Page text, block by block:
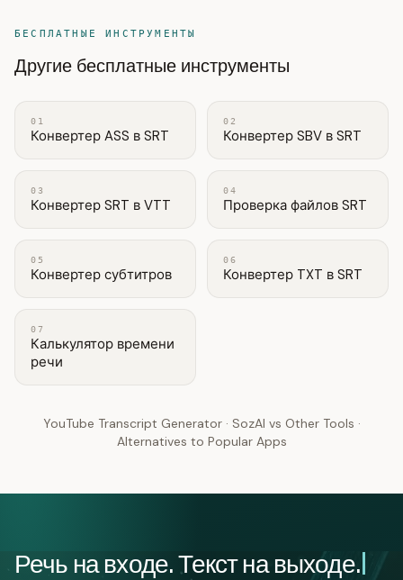
БЕСПЛАТНЫЕ ИНСТРУМЕНТЫ
Другие бесплатные инструменты
01
Конвертер ASS в SRT
02
Конвертер SBV в SRT
03
Конвертер SRT в VTT
04
Проверка файлов SRT
05
Конвертер субтитров
06
Конвертер TXT в SRT
07
Калькулятор времени
речи
YouTube Transcript Generator· SozAI vs Other Tools ·
Alternatives to Popular Apps
Речь на входе. Текст на выходе.